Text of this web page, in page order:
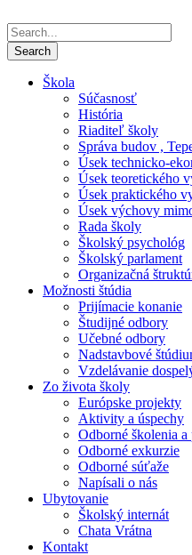
Škola
Súčasnosť
História
Riaditeľ školy
Správa budov ,
Úsek technicko-
Úsek teoretického
Úsek praktického
Úsek výchovy
Rada školy
Školský psychológ
Školský parlament
Organizačná
Možnosti štúdia
Prijímacie konanie
Študijné odbory
Učebné odbory
Nadstavbové
Vzdelávanie
Zo života školy
Európske projekty
Aktivity a úspechy
Odborné školenia a
Odborné exkurzie
Odborné súťaže
Napísali o nás
Ubytovanie
Školský internát
Chata Vrátna
Kontakt